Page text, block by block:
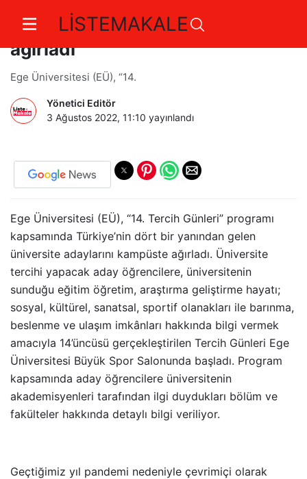
LİSTEMAKALE
Ege Üniversitesi aday öğrencileri
ağırladı
Ege Üniversitesi (EÜ), “14.
Yönetici Editör
3 Ağustos 2022, 11:10 yayınlandı
Ege Üniversitesi (EÜ), “14. Tercih Günleri” programı
kapsamında Türkiye’nin dört bir yanından gelen
üniversite adaylarını kampüste ağırladı. Üniversite
tercihi yapacak aday öğrencilere, üniversitenin
sunduğu eğitim öğretim, araştırma geliştirme hayatı;
sosyal, kültürel, sanatsal, sportif olanakları ile barınma,
beslenme ve ulaşım imkânları hakkında bilgi vermek
amacıyla 14’üncüsü gerçekleştirilen Tercih Günleri Ege
Üniversitesi Büyük Spor Salonunda başladı. Program
kapsamında aday öğrencilere üniversitenin
akademisyenleri tarafından ilgi duydukları bölüm ve
fakülteler hakkında detaylı bilgi veriliyor.
Geçtiğimiz yıl pandemi nedeniyle çevrimiçi olarak